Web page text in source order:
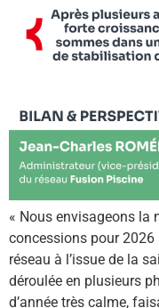
« Nous envisageons la
concessions pour 2026
réseau à l’issue de la
déroulée en plusieurs
d’année très calme,